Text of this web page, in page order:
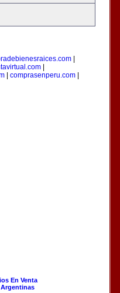
|
| comprasenperu.com|
En Venta